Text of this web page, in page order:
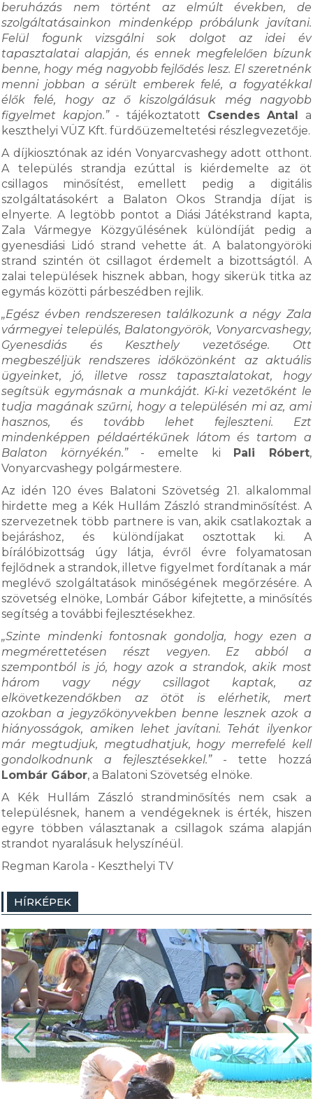
beruházás nem történt az elmúlt években, de
szolgáltatásainkon mindenképp próbálunk javítani.
Felül fogunk vizsgálni sok dolgot az idei év
tapasztalatai alapján, és ennek megfelelően bízunk
benne, hogy még nagyobb fejlődés lesz. El szeretnénk
menni jobban a sérült emberek felé, a fogyatékkal
élők felé, hogy az ő kiszolgálásuk még nagyobb
figyelmet kapjon.”- tájékoztatott Csendes Antal a
keszthelyi VÜZ Kft. fürdőüzemeltetési részlegvezetője.
A díjkiosztónak az idén Vonyarcvashegy adott otthont.
A település strandja ezúttal is kiérdemelte az öt
csillagos minősítést, emellett pedig a digitális
szolgáltatásokért a Balaton Okos Strandja díjat is
elnyerte. A legtöbb pontot a Diási Játékstrand kapta,
Zala Vármegye Közgyűlésének különdíját pedig a
gyenesdiási Lidó strand vehette át. A balatongyöröki
strand szintén öt csillagot érdemelt a bizottságtól. A
zalai települések hisznek abban, hogy sikerük titka az
egymás közötti párbeszédben rejlik.
„Egész évben rendszeresen találkozunk a négy Zala
vármegyei település, Balatongyörök, Vonyarcvashegy,
Gyenesdiás és Keszthely vezetősége. Ott
megbeszéljük rendszeres időközönként az aktuális
ügyeinket, jó, illetve rossz tapasztalatokat, hogy
segítsük egymásnak a munkáját. Ki-ki vezetőként le
tudja magának szűrni, hogy a településén mi az, ami
hasznos, és tovább lehet fejleszteni. Ezt
mindenképpen példaértékűnek látom és tartom a
Balaton környékén.”- emelte ki Pali Róbert,
Vonyarcvashegy polgármestere.
Az idén 120 éves Balatoni Szövetség 21. alkalommal
hirdette meg a Kék Hullám Zászló strandminősítést. A
szervezetnek több partnere is van, akik csatlakoztak a
bejáráshoz, és különdíjakat osztottak ki. A
bírálóbizottság úgy látja, évről évre folyamatosan
fejlődnek a strandok, illetve figyelmet fordítanak a már
meglévő szolgáltatások minőségének megőrzésére. A
szövetség elnöke, Lombár Gábor kifejtette, a minősítés
segítség a további fejlesztésekhez.
„Szinte mindenki fontosnak gondolja, hogy ezen a
megmérettetésen részt vegyen. Ez abból a
szempontból is jó, hogy azok a strandok, akik most
három vagy négy csillagot kaptak, az
elkövetkezendőkben az ötöt is elérhetik, mert
azokban a jegyzőkönyvekben benne lesznek azok a
hiányosságok, amiken lehet javítani. Tehát ilyenkor
már megtudjuk, megtudhatjuk, hogy merrefelé kell
gondolkodnunk a fejlesztésekkel.”- tette hozzá
Lombár Gábor, a Balatoni Szövetség elnöke.
A Kék Hullám Zászló strandminősítés nem csak a
településnek, hanem a vendégeknek is érték, hiszen
egyre többen választanak a csillagok száma alapján
strandot nyaralásuk helyszínéül.
Regman Karola - Keszthelyi TV
HÍRKÉPEK